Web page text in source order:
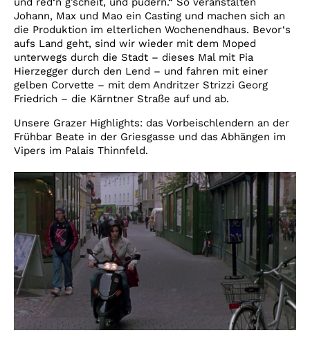
Johann, Max und Mao ein Casting und machen sich an
die Produktion im elterlichen Wochenendhaus. Bevor‘s
aufs Land geht, sind wir wieder mit dem Moped
unterwegs durch die Stadt – dieses Mal mit Pia
Hierzegger durch den Lend – und fahren mit einer
gelben Corvette – mit dem Andritzer Strizzi Georg
Friedrich – die Kärntner Straße auf und ab.
Unsere Grazer Highlights: das Vorbeischlendern an der
Frühbar Beate in der Griesgasse und das Abhängen im
Vipers im Palais Thinnfeld.